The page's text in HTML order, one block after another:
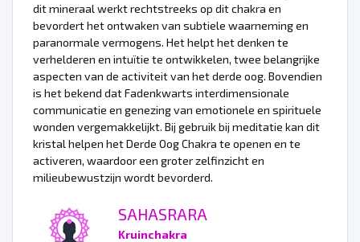
dit mineraal werkt rechtstreeks op dit chakra en
bevordert het ontwaken van subtiele waarneming en
paranormale vermogens. Het helpt het denken te
verhelderen en intuïtie te ontwikkelen, twee belangrijke
aspecten van de activiteit van het derde oog. Bovendien
is het bekend dat Fadenkwarts interdimensionale
communicatie en genezing van emotionele en spirituele
wonden vergemakkelijkt. Bij gebruik bij meditatie kan dit
kristal helpen het Derde Oog Chakra te openen en te
activeren, waardoor een groter zelfinzicht en
milieubewustzijn wordt bevorderd.
SAHASRARA
Kruinchakra